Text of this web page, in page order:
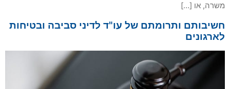
משרה, או […]
חשיבותם ותרומתם של עו"ד לדיני סביבה ובטיחות
לארגונים